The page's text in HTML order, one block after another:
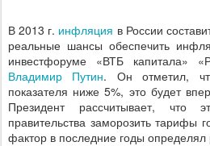
В 2013 г. инфляция в России
реальные шансы обеспечить
инвестфоруме «ВТБ капитала»
Владимир Путин. Он отметил,
показателя ниже 5%, это будет
Президент рассчитывает, что
правительства заморозить тарифы
фактор в последние годы определял